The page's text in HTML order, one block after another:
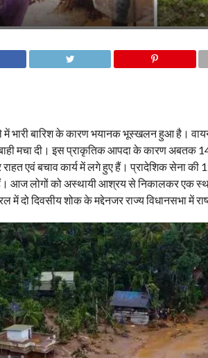
बारिश के कारण भयानक भूस्खलन हुआ है।
मचा दी। इस प्राकृतिक आपदा के कारण अबतक
राहत एवं बचाव कार्य में लगे हुए हैं। प्रादेशिक सेना
आज लोगों को अस्थायी आश्रय से निकालकर एक
में दो दिवसीय शोक के मद्देनजर राज्य विधानसभा में